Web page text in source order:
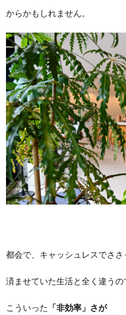
からかもしれません。
都会で、キャッシュレスでささ
済ませていた生活と全く違うの
こういった 「非効率」さが